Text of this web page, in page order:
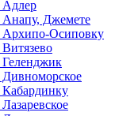
Адлер
Джемете
Архипо-Осиповку